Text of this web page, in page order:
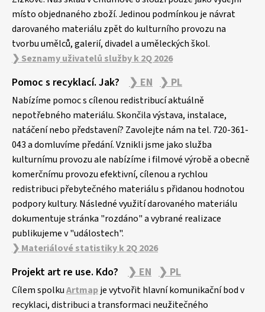
místo objednaného zboží. Jedinou podmínkou je návrat
darovaného materiálu zpět do kulturního provozu na
tvorbu umělců, galerií, divadel a uměleckých škol.
❯ Seznamy uživatelů služby k 2Q 2026
Pomoc s recyklací. Jak? ❯ EN ❯ PL
Nabízíme pomoc s cílenou redistribucí aktuálně
nepotřebného materiálu. Skončila výstava, instalace,
natáčení nebo představení? Zavolejte nám na tel. 720-361-
043 a domluvíme předání. Vznikli jsme jako služba
kulturnímu provozu ale nabízíme i filmové výrobě a obecně
komerčnímu provozu efektivní, cílenou a rychlou
redistribuci přebytečného materiálu s přidanou hodnotou
podpory kultury. Následné využití darovaného materiálu
dokumentuje stránka "rozdáno" a vybrané realizace
publikujeme v "událostech".
❯ Materiálové statistiky k 2Q 2026
Projekt art re use. Kdo? ❯ EN ❯ PL
Cílem spolkuArtmapje vytvořit hlavní komunikační bod v
recyklaci, distribuci a transformaci neužitečného